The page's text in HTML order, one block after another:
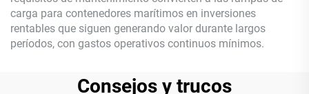
carga para contenedores marítimos en inversiones
rentables que siguen generando valor durante largos
períodos, con gastos operativos continuos mínimos.
Consejos y trucos